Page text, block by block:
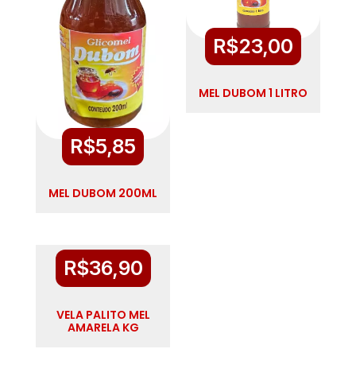
R$5,85
MEL DUBOM 200ML
R$23,00
MEL DUBOM 1 LITRO
R$36,90
VELA PALITO MEL
AMARELA KG